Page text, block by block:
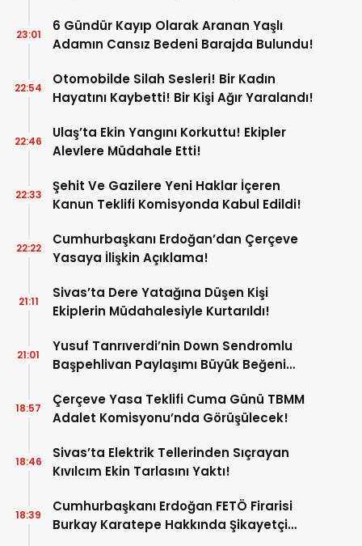
6 Gündür Kayıp Olarak Aranan Yaşlı
Adamın Cansız Bedeni Barajda Bulundu!
23:01
Otomobilde Silah Sesleri! Bir Kadın
Hayatını Kaybetti! Bir Kişi Ağır Yaralandı!
22:54
Ulaş’ta Ekin Yangını Korkuttu! Ekipler
Alevlere Müdahale Etti!
22:46
Şehit Ve Gazilere Yeni Haklar İçeren
Kanun Teklifi Komisyonda Kabul Edildi!
22:33
Cumhurbaşkanı Erdoğan’dan Çerçeve
Yasaya İlişkin Açıklama!
22:22
Sivas’ta Dere Yatağına Düşen Kişi
Ekiplerin Müdahalesiyle Kurtarıldı!
21:11
Yusuf Tanrıverdi’nin Down Sendromlu
Başpehlivan Paylaşımı Büyük Beğeni
21:01
Çerçeve Yasa Teklifi Cuma Günü TBMM
Adalet Komisyonu’nda Görüşülecek!
18:57
Sivas’ta Elektrik Tellerinden Sıçrayan
Kıvılcım Ekin Tarlasını Yaktı!
18:46
Cumhurbaşkanı Erdoğan FETÖ Firarisi
Burkay Karatepe Hakkında Şikayetçi
18:39